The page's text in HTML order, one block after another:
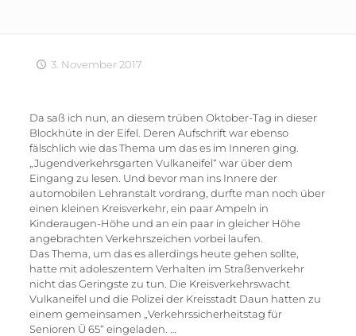
3. November 2017
Da saß ich nun, an diesem trüben Oktober-Tag in dieser
Blockhüte in der Eifel. Deren Aufschrift war ebenso
fälschlich wie das Thema um das es im Inneren ging.
„Jugendverkehrsgarten Vulkaneifel“ war über dem
Eingang zu lesen. Und bevor man ins Innere der
automobilen Lehranstalt vordrang, durfte man noch über
einen kleinen Kreisverkehr, ein paar Ampeln in
Kinderaugen-Höhe und an ein paar in gleicher Höhe
angebrachten Verkehrszeichen vorbei laufen.
Das Thema, um das es allerdings heute gehen sollte,
hatte mit adoleszentem Verhalten im Straßenverkehr
nicht das Geringste zu tun. Die Kreisverkehrswacht
Vulkaneifel und die Polizei der Kreisstadt Daun hatten zu
einem gemeinsamen „Verkehrssicherheitstag für
Senioren Ü 65“ eingeladen. …